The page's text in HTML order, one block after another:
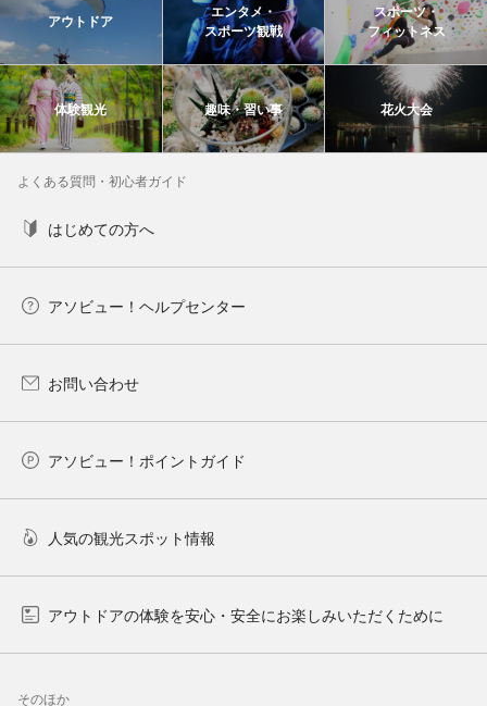
アウトドア
エンタメ・
スポーツ観戦
スポーツ・
フィットネス
体験観光 趣味・習い事 花火大会
よくある質問・初心者ガイド
はじめての方へ
アソビュー！ヘルプセンター
お問い合わせ
アソビュー！ポイントガイド
人気の観光スポット情報
アウトドアの体験を安心・安全にお楽しみいただくために
そのほか